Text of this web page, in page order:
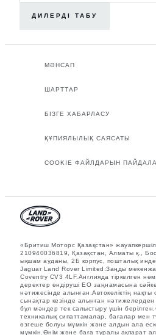
ДИЛЕРДІ ТАБУ
МӘНСАП
ШАРТТАР
БІЗГЕ ХАБАРЛАСУ
ҚҰПИЯЛЫЛЫҚ САЯСАТЫ
COOKIE ФАЙЛДАРЫН
«Бритиш Моторс Қазақстан»
210940036819, Қазақстан, Алматы қ.,
ықшам ауданы, 2Б корпус, пошталық
Jaguar Land Rover Limited:Заңды
Coventry CV3 4LF.Англияда тіркелген
деректер өндіруші ЕО заңнамасына
нәтижесінде алынған.Автокөліктің
сынақтар кезінде алынған
бұл мәндер тек салыстыру үшін
техникалық сипаттамалар, бағалар мен
өзгеше болуы мүмкін және алдын ала
мүмкін.Өнім және баға туралы ақпарат алу